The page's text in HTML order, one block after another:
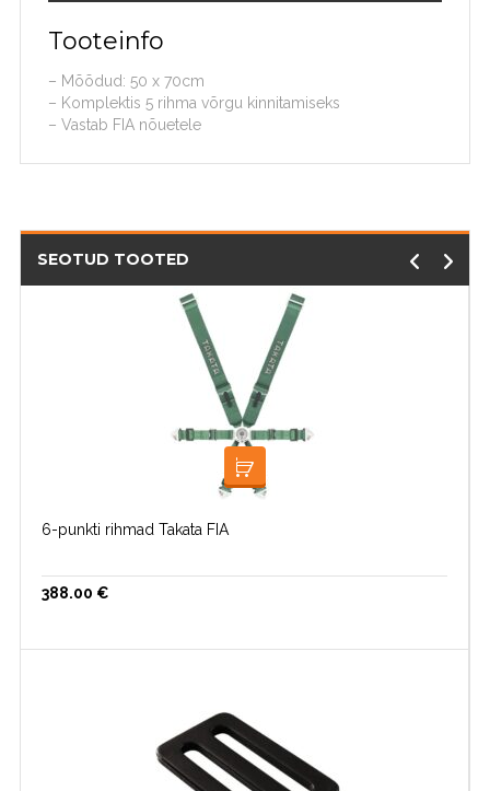
Tooteinfo
– Mõõdud: 50 x 70cm
– Komplektis 5 rihma võrgu kinnitamiseks
– Vastab FIA nõuetele
SEOTUD TOOTED
LISA KORVI
6-punkti rihmad Takata FIA
388.00 €